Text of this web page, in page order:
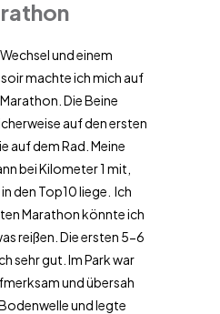
und einem
machte ich mich auf
Die Beine
auf den ersten
auf dem Rad. Meine
bei Kilometer 1 mit,
den Top10 liege. Ich
Marathon könnte ich
reißen. Die ersten 5-6
sehr gut. Im Park war
und übersah
und legte